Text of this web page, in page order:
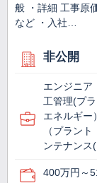
般 ・詳細 工事原
など ・入社…
非公開
エンジニア
工管理(プ
エネルギー
（プラン
ンテナンス
400万円～